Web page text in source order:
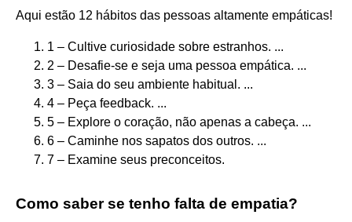
Aqui estão 12 hábitos das pessoas altamente empáticas!
1 – Cultive curiosidade sobre estranhos. ...
2 – Desafie-se e seja uma pessoa empática. ...
3 – Saia do seu ambiente habitual. ...
4 – Peça feedback. ...
5 – Explore o coração, não apenas a cabeça. ...
6 – Caminhe nos sapatos dos outros. ...
7 – Examine seus preconceitos.
Como saber se tenho falta de empatia?